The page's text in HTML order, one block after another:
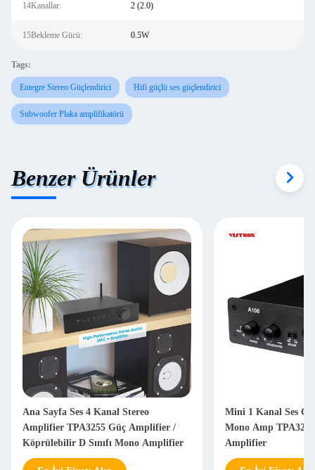
14Kanallar: 2 (2.0)
15Bekleme Gücü: 0.5W
Tags:
Entegre Stereo Güçlendirici Hifi güçlü ses güçlendirici
Subwoofer Plaka amplifikatörü
Benzer Ürünler
Ana Sayfa Ses 4 Kanal Stereo
Amplifier TPA3255 Güç Amplifier /
Köprülebilir D Sınıfı Mono Amplifier
Mini 1 Kanal Ses
Mono Amp
Amplifier